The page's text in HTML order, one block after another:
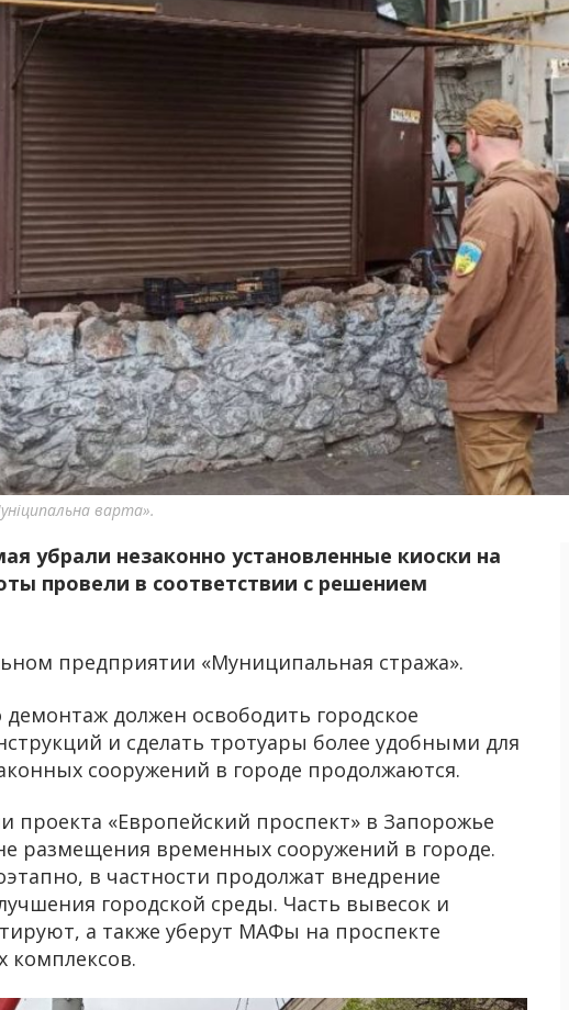
варта».
убрали незаконно установленные киоски на
провели в соответствии с решением
предприятии «Муниципальная стража».
должен освободить городское
и сделать тротуары более удобными для
сооружений в городе продолжаются.
проекта «Европейский проспект» в Запорожье
размещения временных сооружений в городе.
в частности продолжат внедрение
городской среды. Часть вывесок и
а также уберут МАФы на проспекте
комплексов.